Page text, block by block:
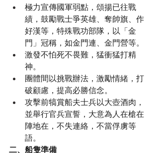
極力宣傳國軍弱點，頌揚已往戰
績，鼓勵戰士爭英雄、奪帥旗、作
好漢等，特殊戰功部隊，以「金
門」冠稱，如金門連、金門營等。
激發不怕死不畏難，猛衝猛打精
神。
團體間以挑戰辦法，激勵情緒，打
破顧慮，提高必勝信念。
攻擊前犒賞船夫士兵以大壺酒肉，
並舉行官兵宣誓，大意為人在槍在
陣地在，不失連絡，不當俘虜等
語。
二、船隻準備